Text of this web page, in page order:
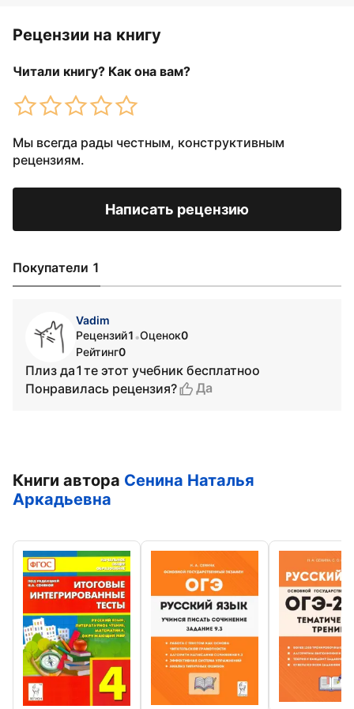
Рецензии на книгу
Читали книгу? Как она вам?
Мы всегда рады честным, конструктивным
рецензиям.
Написать рецензию
Покупатели 1
Vadim
Рецензий1 •Оценок0
Рейтинг0
Плиз да1те этот учебник бесплатноо
Понравилась рецензия?
Да
Книги автора Сенина Наталья
Аркадьевна